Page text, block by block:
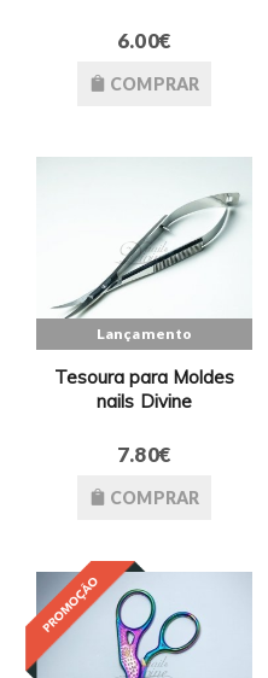
6.00€
COMPRAR
Lançamento
Tesoura para Moldes
nails Divine
7.80€
COMPRAR